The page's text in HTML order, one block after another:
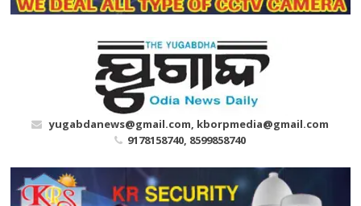
yugabdanews@gmail.com, kborpmedia@gmail.com
9178158740, 8599858740